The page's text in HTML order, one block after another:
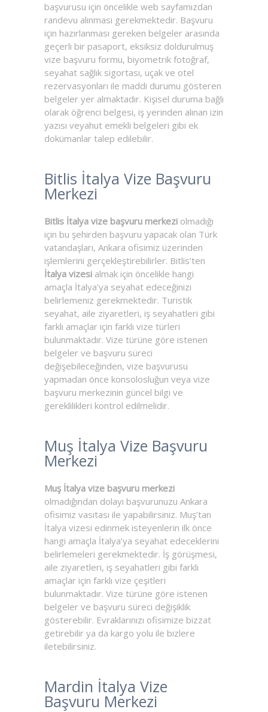
başvurusu için öncelikle web sayfamızdan
randevu alınması gerekmektedir. Başvuru
için hazırlanması gereken belgeler arasında
geçerli bir pasaport, eksiksiz doldurulmuş
vize başvuru formu, biyometrik fotoğraf,
seyahat sağlık sigortası, uçak ve otel
rezervasyonları ile maddi durumu gösteren
belgeler yer almaktadır. Kişisel duruma bağlı
olarak öğrenci belgesi, iş yerinden alınan izin
yazısı veyahut emekli belgeleri gibi ek
dokümanlar talep edilebilir.
Bitlis İtalya Vize Başvuru
Merkezi
Bitlis İtalya vize başvuru merkezi olmadığı
için bu şehirden başvuru yapacak olan Türk
vatandaşları, Ankara ofisimiz üzerinden
işlemlerini gerçekleştirebilirler. Bitlis’ten
İtalya vizesi almak için öncelikle hangi
amaçla İtalya’ya seyahat edeceğinizi
belirlemeniz gerekmektedir. Turistik
seyahat, aile ziyaretleri, iş seyahatleri gibi
farklı amaçlar için farklı vize türleri
bulunmaktadır. Vize türüne göre istenen
belgeler ve başvuru süreci
değişebileceğinden, vize başvurusu
yapmadan önce konsolosluğun veya vize
başvuru merkezinin güncel bilgi ve
gereklilikleri kontrol edilmelidir.
Muş İtalya Vize Başvuru
Merkezi
Muş İtalya vize başvuru merkezi
olmadığından dolayı başvurunuzu Ankara
ofisimiz vasıtası ile yapabilirsiniz. Muş’tan
İtalya vizesi edinmek isteyenlerin ilk önce
hangi amaçla İtalya’ya seyahat edeceklerini
belirlemeleri gerekmektedir. İş görüşmesi,
aile ziyaretleri, iş seyahatleri gibi farklı
amaçlar için farklı vize çeşitleri
bulunmaktadır. Vize türüne göre istenen
belgeler ve başvuru süreci değişiklik
gösterebilir. Evraklarınızı ofisimize bizzat
getirebilir ya da kargo yolu ile bizlere
iletebilirsiniz.
Mardin İtalya Vize
Başvuru Merkezi